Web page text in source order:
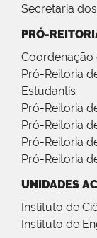
Secretaria
PRÓ-
Coordenação
Pró-Reitoria
Estudantis
Pró-Reitoria
Pró-Reitoria
Pró-Reitoria
Pró-Reitoria
UNIDADES
Instituto de
Instituto de